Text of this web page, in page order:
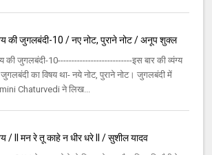
की जुगलबंदी-10 / नए नोट, पुराने नोट / अनूप शुक्ल
की जुगलबंदी-10---------------------------इस बार की व्यंग्य
का विषय था- नये नोट, पुराने नोट। जुगलबंदी में
Chaturvedi ने लिख...
/ II मन रे तू काहे न धीर धरे II / सुशील यादव